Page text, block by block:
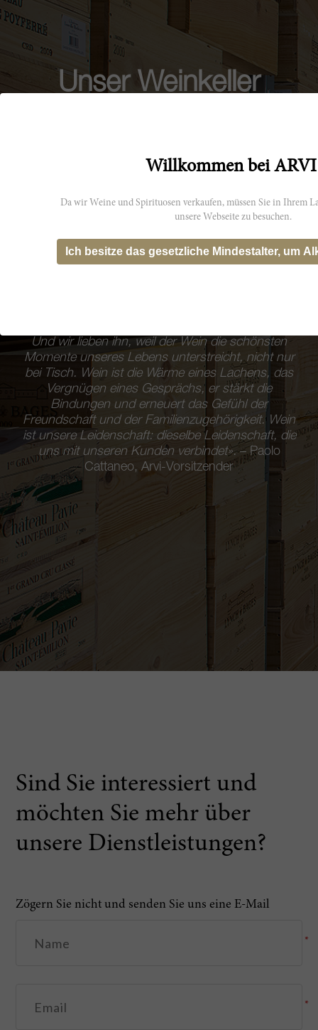
Unser Weinkeller
Verbindung mit einer großen Auswahl ermöglicht es
Temperatur- und Feuchtigkeitskontrolle ausgestattet,
vollständig zu versichern. Jede einzelne Kiste wird
bei der Annahme kontrolliert und von einem
Und wir lieben ihn, weil der Wein die schönsten
Momente unseres Lebens unterstreicht, nicht nur
bei Tisch. Wein ist die Wärme eines Lachens, das
Vergnügen eines Gesprächs, er stärkt die
Bindungen und erneuert das Gefühl der
Freundschaft und der Familienzugehörigkeit. Wein
ist unsere Leidenschaft: dieselbe Leidenschaft, die
uns mit unseren Kunden verbindet». – Paolo
Cattaneo, Arvi-Vorsitzender
Sind Sie interessiert und
möchten Sie mehr über
unsere Dienstleistungen?
Zögern Sie nicht und senden Sie uns eine E-Mail
*
*
Willkommen bei
Da wir Weine und Spirituosen verkaufen, müssen Sie in Ihrem
unsere Webseite zu besuchen.
Ich besitze das gesetzliche Mindestalter, um